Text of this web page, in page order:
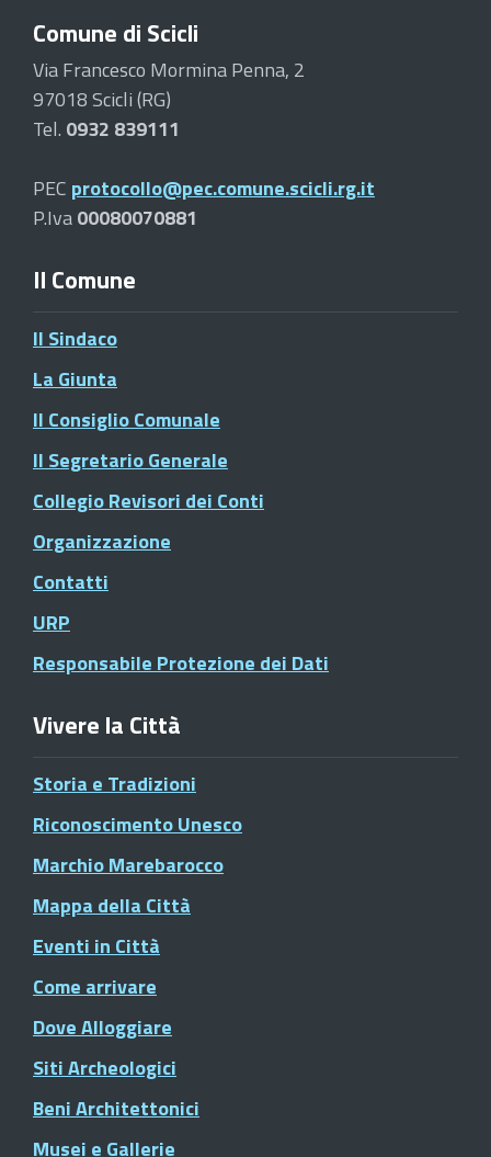
Comune di Scicli
Via Francesco Mormina Penna, 2
97018 Scicli (RG)
Tel. 0932 839111
PEC protocollo@pec.comune.scicli.rg.it
P.Iva00080070881
Il Comune
Il Sindaco
La Giunta
Il Consiglio Comunale
Il Segretario Generale
Collegio Revisori dei Conti
Organizzazione
Contatti
URP
Responsabile Protezione dei Dati
Vivere la Città
Storia e Tradizioni
Riconoscimento Unesco
Marchio Marebarocco
Mappa della Città
Eventi in Città
Come arrivare
Dove Alloggiare
Siti Archeologici
Beni Architettonici
Musei e Gallerie